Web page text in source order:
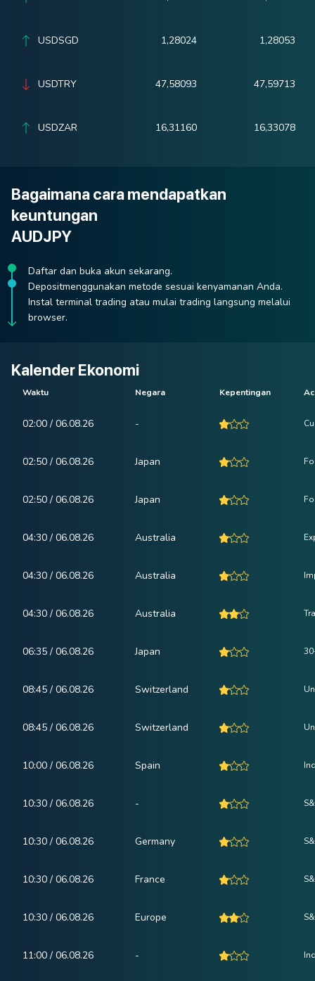
USDSGD 1,28024 1,28053
USDTRY 47,58093 47,59713
USDZAR 16,31160 16,33078
Bagaimana cara mendapatkan
keuntungan
AUDJPY
Daftar dan buka akun sekarang.
Depositmenggunakan metode sesuai kenyamanan Anda.
Instal terminal trading atau mulai trading langsung melalui
browser.
Kalender Ekonomi
Waktu Negara Kepentingan
02:00 / 06.08.26 -
02:50 / 06.08.26 Japan
02:50 / 06.08.26 Japan
04:30 / 06.08.26 Australia
04:30 / 06.08.26 Australia
04:30 / 06.08.26 Australia
06:35 / 06.08.26 Japan
08:45 / 06.08.26 Switzerland
08:45 / 06.08.26 Switzerland
10:00 / 06.08.26 Spain
10:30 / 06.08.26 -
10:30 / 06.08.26 Germany
10:30 / 06.08.26 France
10:30 / 06.08.26 Europe
11:00 / 06.08.26 -